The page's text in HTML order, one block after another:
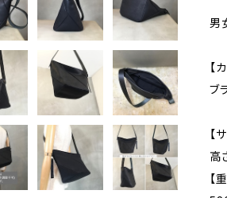
男
【
ブ
【
高
【